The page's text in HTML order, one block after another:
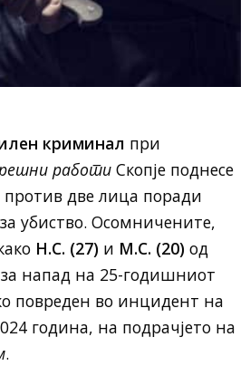
криминал при
работи Скопје поднесе
против две лица поради
убиство. Осомничените,
Н.С. (27) и М.С. (20) од
за напад на 25-годишниот
повреден во инцидент на
година, на подрачјето на
.